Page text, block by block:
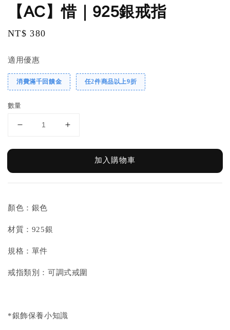
【AC】惜｜925銀戒指
Regular
NT$ 380
適用優惠
消費滿千回饋金 任2件商品以上9折
數量
加入購物車
顏色：銀色
材質：925銀
規格：單件
戒指類別：可調式戒圍
*銀飾保養小知識